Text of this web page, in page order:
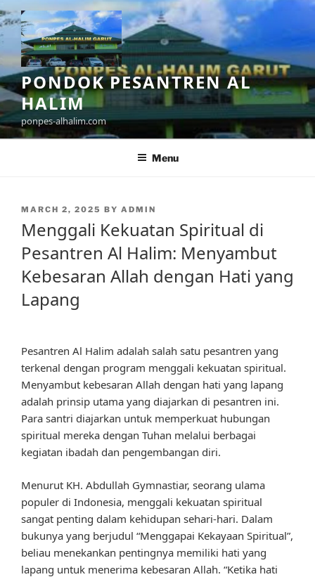
Skip
to
content
PONDOK PESANTREN AL
HALIM
ponpes-alhalim.com
Menu
POSTED
MARCH 2, 2025 BY ADMIN
Menggali Kekuatan Spiritual di
Pesantren Al Halim: Menyambut
Kebesaran Allah dengan Hati yang
Lapang
Pesantren Al Halim adalah salah satu pesantren yang
terkenal dengan program menggali kekuatan spiritual.
Menyambut kebesaran Allah dengan hati yang lapang
adalah prinsip utama yang diajarkan di pesantren ini.
Para santri diajarkan untuk memperkuat hubungan
spiritual mereka dengan Tuhan melalui berbagai
kegiatan ibadah dan pengembangan diri.
Menurut KH. Abdullah Gymnastiar, seorang ulama
populer di Indonesia, menggali kekuatan spiritual
sangat penting dalam kehidupan sehari-hari. Dalam
bukunya yang berjudul “Menggapai Kekayaan Spiritual”,
beliau menekankan pentingnya memiliki hati yang
lapang untuk menerima kebesaran Allah. “Ketika hati